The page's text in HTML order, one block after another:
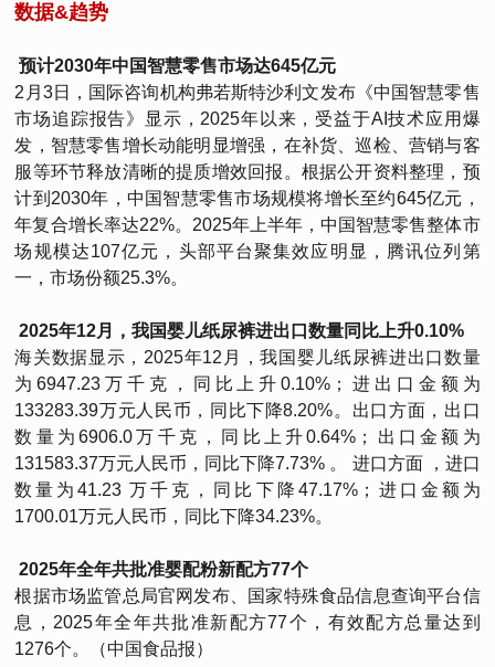
数据&趋势
预计2030年中国智慧零售市场达645亿元
2月3日，国际咨询机构弗若斯特沙利文发布《中国智慧零售
市场追踪报告》显示，2025年以来，受益于AI技术应用爆
发，智慧零售增长动能明显增强，在补货、巡检、营销与客
服等环节释放清晰的提质增效回报。根据公开资料整理，预
计到2030年，中国智慧零售市场规模将增长至约645亿元，
年复合增长率达22%。2025年上半年，中国智慧零售整体市
场规模达107亿元，头部平台聚集效应明显，腾讯位列第
一，市场份额25.3%。
2025年12月，我国婴儿纸尿裤进出口数量同比上升0.10%
海关数据显示，2025年12月，我国婴儿纸尿裤进出口数量
为6947.23万千克，同比上升0.10%；进出口金额为
133283.39万元人民币，同比下降8.20%。出口方面，出口
数量为6906.0万千克，同比上升0.64%；出口金额为
131583.37万元人民币，同比下降7.73% 。 进口方面 ，进口
数量为41.23 万千克，同比下降47.17%；进口金额为
1700.01万元人民币，同比下降34.23%。
2025年全年共批准婴配粉新配方77个
根据市场监管总局官网发布、国家特殊食品信息查询平台信
息，2025年全年共批准新配方77个，有效配方总量达到
1276个。（中国食品报）